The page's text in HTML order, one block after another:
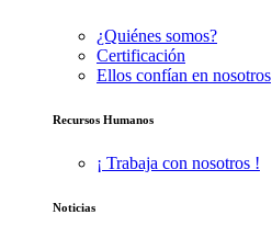
¿Quiénes somos?
Certificación
Ellos confían en nosotros
Recursos Humanos
¡ Trabaja con nosotros !
Noticias